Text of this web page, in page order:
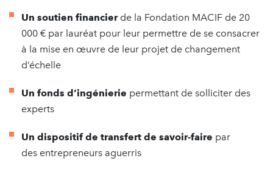
Un soutien financierde la Fondation MACIF de 20
000 € par lauréat pour leur permettre de se consacrer
à la mise en œuvre de leur projet de changement
d’échelle
Un fonds d’ingénierie permettant de solliciter des
experts
Un dispositif de transfert de savoir-faire par
des entrepreneurs aguerris